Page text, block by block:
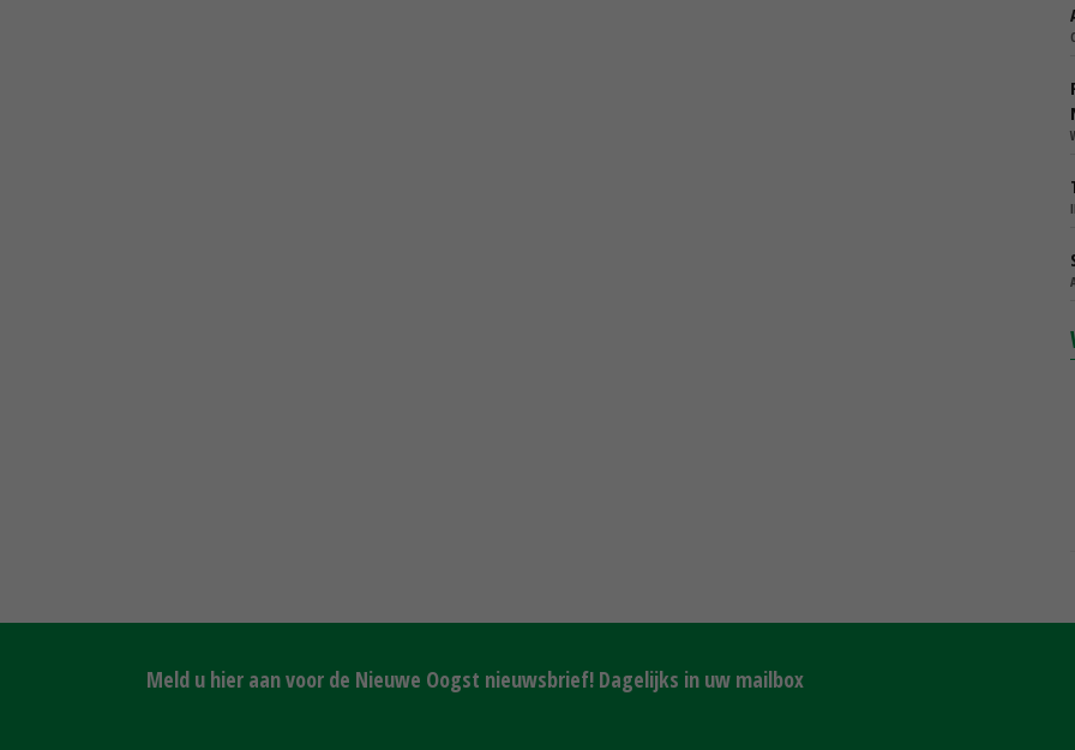
Meld u hier aan voor de Nieuwe Oogst nieuwsbrief! Dagelijks in uw mailbox